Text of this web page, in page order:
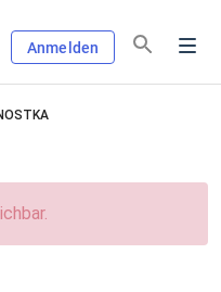
Anmelden